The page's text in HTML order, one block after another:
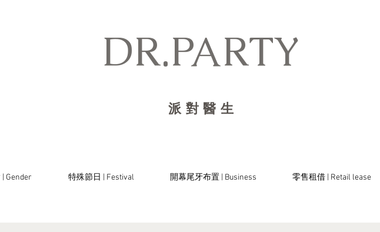
DR.PARTY​
派對醫生
Gender 特殊節日 | Festival 開幕尾牙布置 | Business 零售租借 | Retail lease